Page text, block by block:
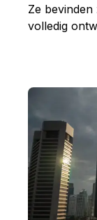
Ze
volledig